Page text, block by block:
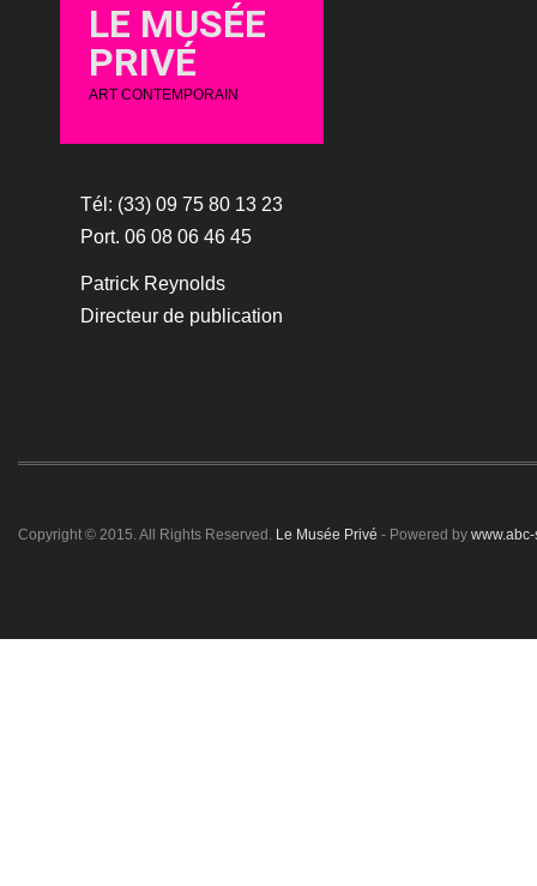
LE MUSÉE
PRIVÉ
ART CONTEMPORAIN
Tél: (33) 09 75 80 13 23
Port. 06 08 06 46 45
Patrick Reynolds
Directeur de publication
Copyright © 2015. All Rights Reserved. Le Musée Privé - Powered by